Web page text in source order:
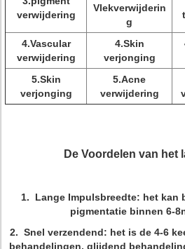
verwijdering
Vlekverwijderin
g
4.Vascular
verwijdering
4.Skin
verjonging
5.Skin
verjonging
5.Acne
verwijdering
De Voordelen van het
1. Lange Impulsbreedte: het kan
pigmentatie binnen 6-
2. Snel verzendend: het is de 4-6
behandelingen, glijdend